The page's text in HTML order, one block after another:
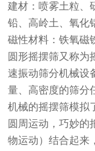
建材：喷雾土粒、
铅、高岭土、氧化
磁性材料：铁氧磁
圆形摇摆筛又称为
速振动筛分机械设
量、高密度的筛分
机械的摇摆筛模拟
圆周运动，巧妙的
物运动）结合起来